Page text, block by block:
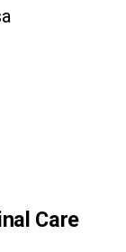
Care